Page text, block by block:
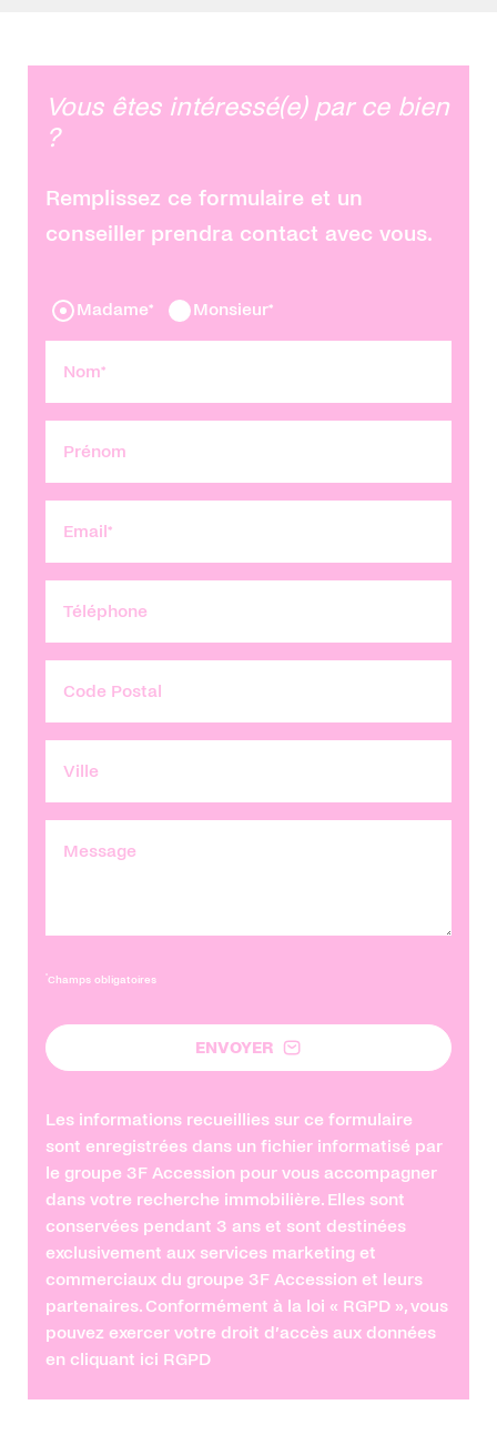
Vous êtes intéressé(e) par ce bien
?
Remplissez ce formulaire et un
conseiller prendra contact avec vous.
Madame* Monsieur*
*Champs obligatoires
ENVOYER
Les informations recueillies sur ce formulaire
sont enregistrées dans un fichier informatisé par
le groupe 3F Accession pour vous accompagner
dans votre recherche immobilière. Elles sont
conservées pendant 3 ans et sont destinées
exclusivement aux services marketing et
commerciaux du groupe 3F Accession et leurs
partenaires. Conformément à la loi « RGPD », vous
pouvez exercer votre droit d’accès aux données
en cliquant ici RGPD